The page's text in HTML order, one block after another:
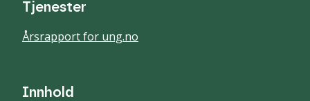
Tjenester
Årsrapport for ung.no
Innhold